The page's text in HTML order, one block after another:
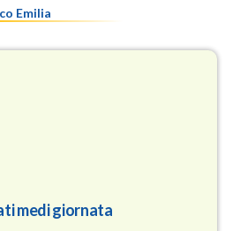
Emilia
medi giornata